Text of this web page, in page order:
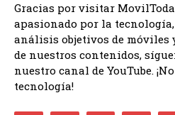
Gracias por visitar
apasionado por la
análisis objetivos de móviles
de nuestros contenidos,
nuestro canal de YouTube.
tecnología!